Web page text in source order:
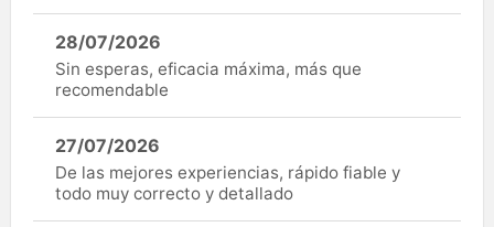
28/07/2026
Sin esperas, eficacia máxima, más que
recomendable
27/07/2026
De las mejores experiencias, rápido fiable y
todo muy correcto y detallado